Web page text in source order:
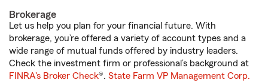
Brokerage
Let us help you plan for your financial future. With
brokerage, you’re offered a variety of account types and a
wide range of mutual funds offered by industry leaders.
Check the investment firm or professional’s background at
FINRA's Broker Check®. State Farm VP Management Corp.